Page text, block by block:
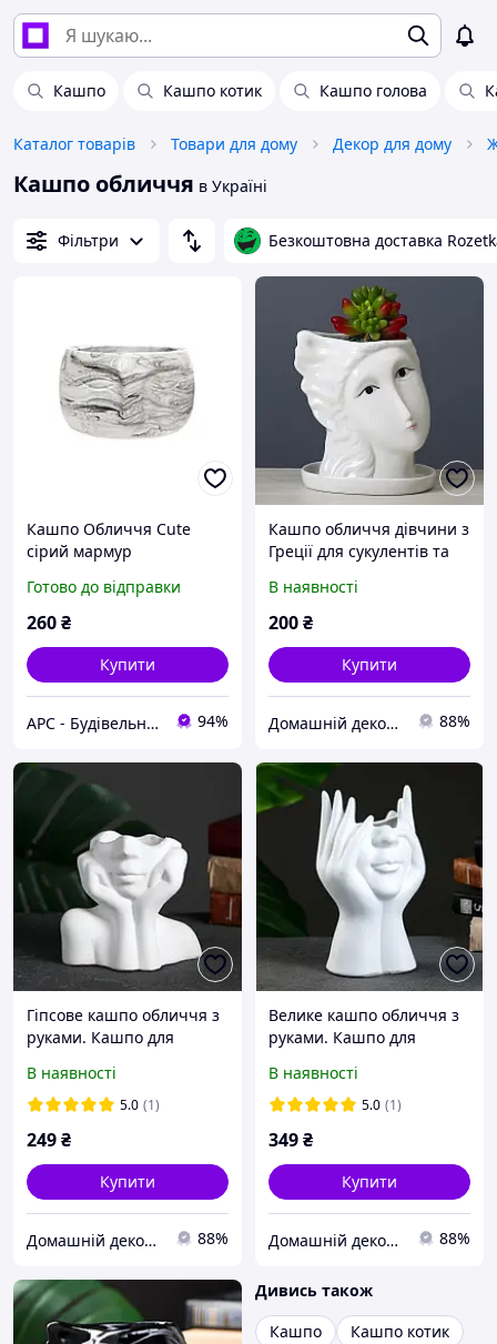
Кашпо Кашпо котик Кашпо голова
Каталог товарів Товари для дому Декор для дому
Кашпо обличчя в Україні
Фільтри Безкоштовна доставка
Кашпо Обличчя Cute
сірий мармур
Готово до відправки
260₴
Купити
АРС - Будівельний інтернет-гіпермаркет 94%
Кашпо обличчя дівчини з
Греції для сукулентів та
обличчя дівчини з Греції
в розписі для пензликів
В наявності
200₴
Купити
Домашній декор | Кашпо з бетону, свічки 88%
Гіпсове кашпо обличчя з
руками. Кашпо для
стабілізованого моху.
В наявності
5.0 (1)
249₴
Купити
Домашній декор | Кашпо з бетону, свічки 88%
Велике кашпо обличчя з
руками. Кашпо для
Кашпо для заливки свічок
В наявності
5.0 (1)
349₴
Купити
Домашній декор | Кашпо з бетону, свічки 88%
Дивись також
Кашпо
Кашпо котик